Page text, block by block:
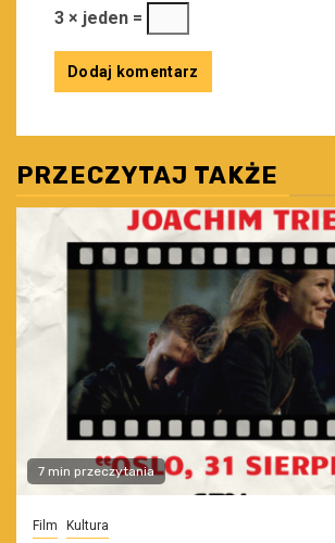
3 × jeden =
PRZECZYTAJ TAKŻE
7 min przeczytania
Film Kultura